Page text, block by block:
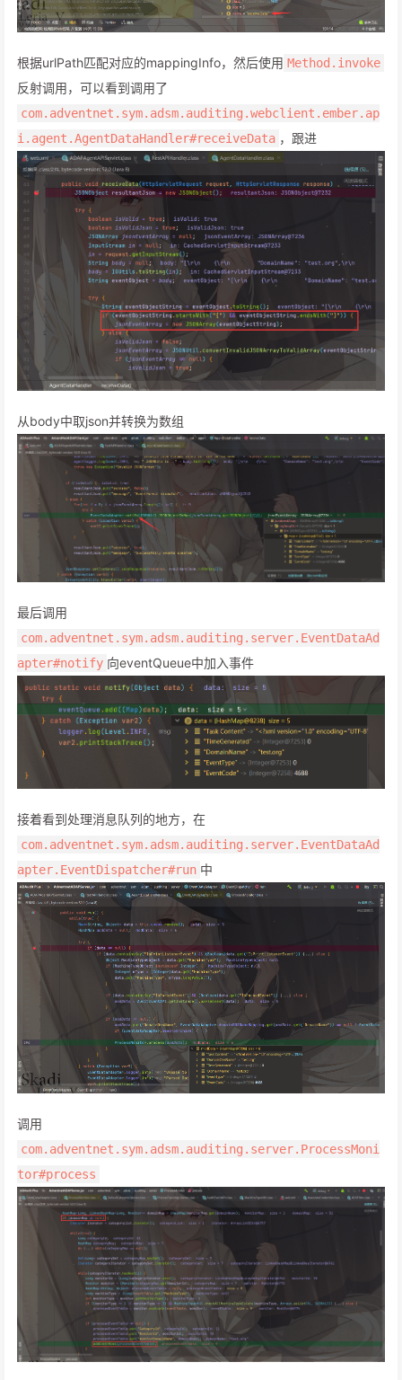
根据urlPath匹配对应的mappingInfo，然后使用 Method.invoke
反射调用，可以看到调用了
com.adventnet.sym.adsm.auditing.webclient.ember.ap
i.agent.AgentDataHandler#receiveData ，跟进
从body中取json并转换为数组
最后调用
com.adventnet.sym.adsm.auditing.server.EventDataAd
apter#notify 向eventQueue中加入事件
接着看到处理消息队列的地方，在
com.adventnet.sym.adsm.auditing.server.EventDataAd
apter.EventDispatcher#run 中
调用
com.adventnet.sym.adsm.auditing.server.ProcessMoni
tor#process